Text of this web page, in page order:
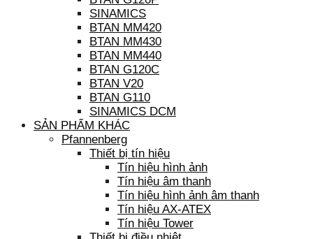
SINAMICS
BTAN MM420
BTAN MM430
BTAN MM440
BTAN G120C
BTAN V20
BTAN G110
SINAMICS DCM
SẢN PHẨM KHÁC
Pfannenberg
Thiết bị tín hiệu
Tín hiệu hình ảnh
Tín hiệu âm thanh
Tín hiệu hình ảnh âm thanh
Tín hiệu AX-ATEX
Tín hiệu Tower